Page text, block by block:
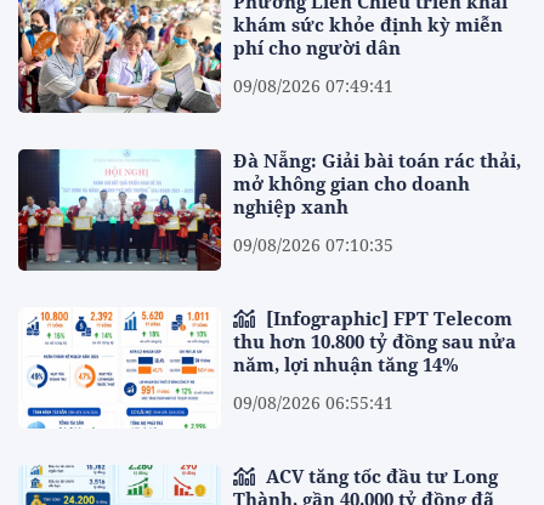
khám sức khỏe định kỳ miễn
phí cho người dân
09/08/2026 07:49:41
Đà Nẵng: Giải bài toán rác thải,
mở không gian cho doanh
nghiệp xanh
09/08/2026 07:10:35
thu hơn 10.800 tỷ đồng sau nửa
năm, lợi nhuận tăng 14%
09/08/2026 06:55:41
ACV tăng tốc đầu tư Long
Thành, gần 40.000 tỷ đồng đã